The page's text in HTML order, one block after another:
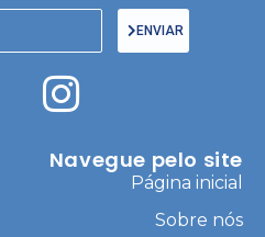
ENVIAR
Navegue pelo site
Página inicial
Sobre nós